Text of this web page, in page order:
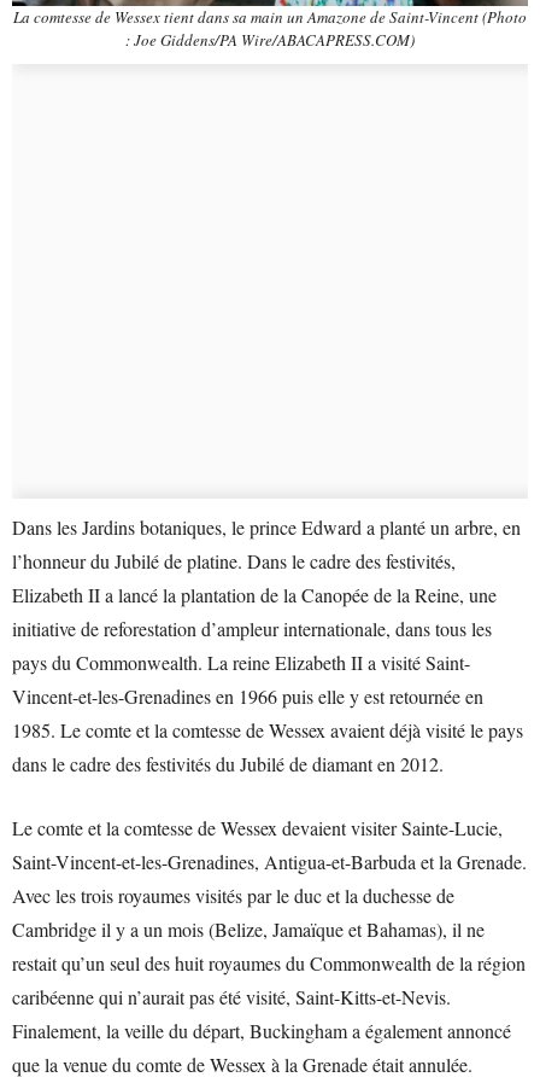
La comtesse de Wessex tient dans sa main un Amazone de Saint-Vincent (Photo
: Joe Giddens/PA Wire/ABACAPRESS.COM)
Dans les Jardins botaniques, le prince Edward a planté un arbre, en
l’honneur du Jubilé de platine. Dans le cadre des festivités,
Elizabeth II a lancé la plantation de la Canopée de la Reine, une
initiative de reforestation d’ampleur internationale, dans tous les
pays du Commonwealth. La reine Elizabeth II a visité Saint-
Vincent-et-les-Grenadines en 1966 puis elle y est retournée en
1985. Le comte et la comtesse de Wessex avaient déjà visité le pays
dans le cadre des festivités du Jubilé de diamant en 2012.
Le comte et la comtesse de Wessex devaient visiter Sainte-Lucie,
Saint-Vincent-et-les-Grenadines, Antigua-et-Barbuda et la Grenade.
Avec les trois royaumes visités par le duc et la duchesse de
Cambridge il y a un mois (Belize, Jamaïque et Bahamas), il ne
restait qu’un seul des huit royaumes du Commonwealth de la région
caribéenne qui n’aurait pas été visité, Saint-Kitts-et-Nevis.
Finalement, la veille du départ, Buckingham a également annoncé
que la venue du comte de Wessex à la Grenade était annulée.